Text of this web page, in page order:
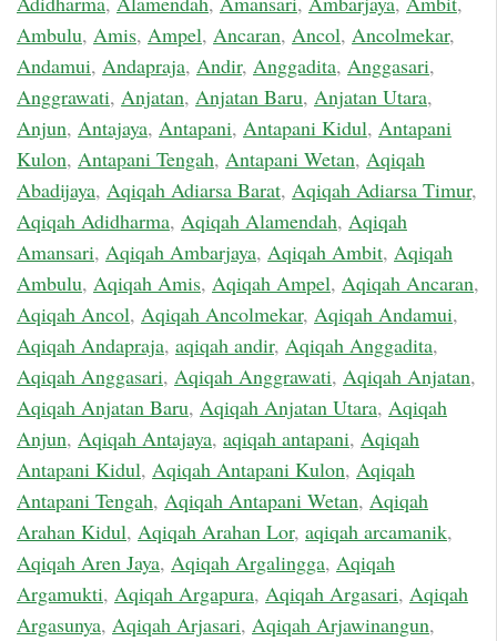
Ambulu, Amis, Ampel, Ancaran, Ancol, Ancolmekar,
Andamui, Andapraja, Andir, Anggadita, Anggasari,
Anggrawati, Anjatan, Anjatan Baru, Anjatan Utara,
Anjun, Antajaya, Antapani, Antapani Kidul, Antapani
Kulon, Antapani Tengah, Antapani Wetan, Aqiqah
Abadijaya, Aqiqah Adiarsa Barat, Aqiqah Adiarsa Timur,
Aqiqah Adidharma, Aqiqah Alamendah, Aqiqah
Amansari, Aqiqah Ambarjaya, Aqiqah Ambit, Aqiqah
Ambulu, Aqiqah Amis, Aqiqah Ampel, Aqiqah Ancaran,
Aqiqah Ancol, Aqiqah Ancolmekar, Aqiqah Andamui,
Aqiqah Andapraja, aqiqah andir, Aqiqah Anggadita,
Aqiqah Anggasari, Aqiqah Anggrawati, Aqiqah Anjatan,
Aqiqah Anjatan Baru, Aqiqah Anjatan Utara, Aqiqah
Anjun, Aqiqah Antajaya, aqiqah antapani, Aqiqah
Antapani Kidul, Aqiqah Antapani Kulon, Aqiqah
Antapani Tengah, Aqiqah Antapani Wetan, Aqiqah
Arahan Kidul, Aqiqah Arahan Lor, aqiqah arcamanik,
Aqiqah Aren Jaya, Aqiqah Argalingga, Aqiqah
Argamukti, Aqiqah Argapura, Aqiqah Argasari, Aqiqah
Argasunya, Aqiqah Arjasari, Aqiqah Arjawinangun,